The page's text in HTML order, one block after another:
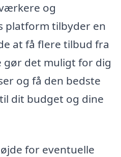
og
platform tilbyder en
at få flere tilbud fra
gør det muligt for dig
og få den bedste
dit budget og dine
for eventuelle